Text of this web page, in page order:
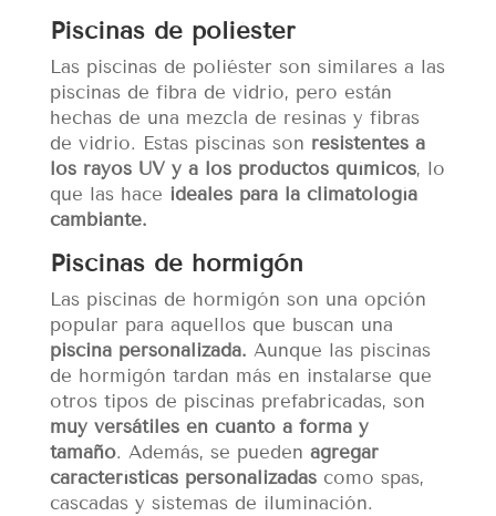
Piscinas de poliéster
Las piscinas de poliéster son similares a las
piscinas de fibra de vidrio, pero están
hechas de una mezcla de resinas y fibras
de vidrio. Estas piscinas son resistentes a
los rayos UV y a los productos químicos, lo
que las hace ideales para la climatología
cambiante.
Piscinas de hormigón
Las piscinas de hormigón son una opción
popular para aquellos que buscan una
piscina personalizada. Aunque las piscinas
de hormigón tardan más en instalarse que
otros tipos de piscinas prefabricadas, son
muy versátiles en cuanto a forma y
tamaño. Además, se pueden agregar
características personalizadascomo spas,
cascadas y sistemas de iluminación.